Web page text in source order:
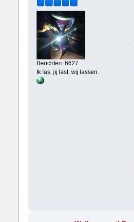
Berichten: 6627
Ik las, jij last, wij lassen.